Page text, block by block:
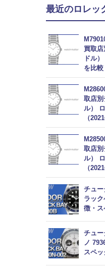
最近のロレッ
買取
ドル
を比較
取店別
ル）
（
取店別
ル）
（
チュー
ラッ
徴・ス
チュー
ノ
スペ